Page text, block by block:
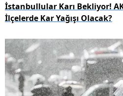
İstanbullular Karı Bekliyor!
İlçelerde Kar Yağışı Olacak?